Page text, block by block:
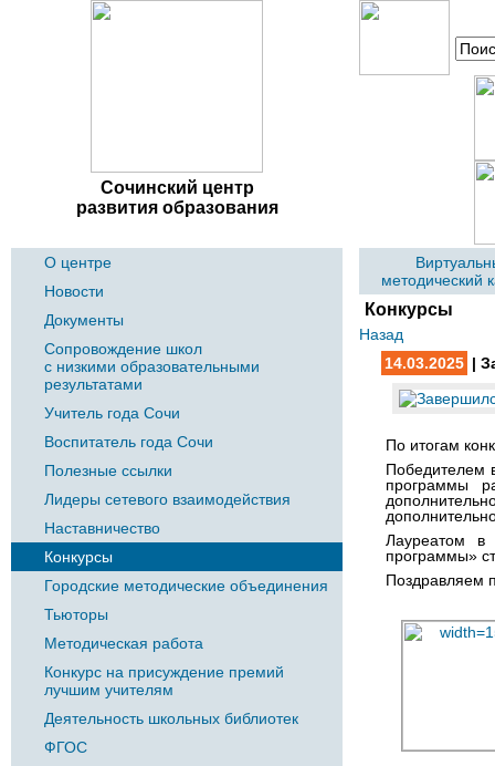
Сочинский центр
развития образования
О центре
Новости
Документы
Сопровождение школ
с низкими образовательными
результатами
Учитель года Сочи
Воспитатель года Сочи
Полезные ссылки
Лидеры сетевого взаимодействия
Наставничество
Конкурсы
Городские методические объединения
Тьюторы
Методическая работа
Конкурс на присуждение премий
лучшим учителям
Деятельность школьных библиотек
ФГОС
методический
Конкурсы
Назад
14.03.2025 |
По итогам
Победителем
программы
Лауреатом в
программы»
Поздравляем